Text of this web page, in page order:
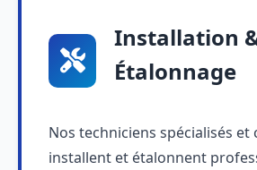
Installation
Étalonnage
Nos techniciens spécialisés et
installent et étalonnent